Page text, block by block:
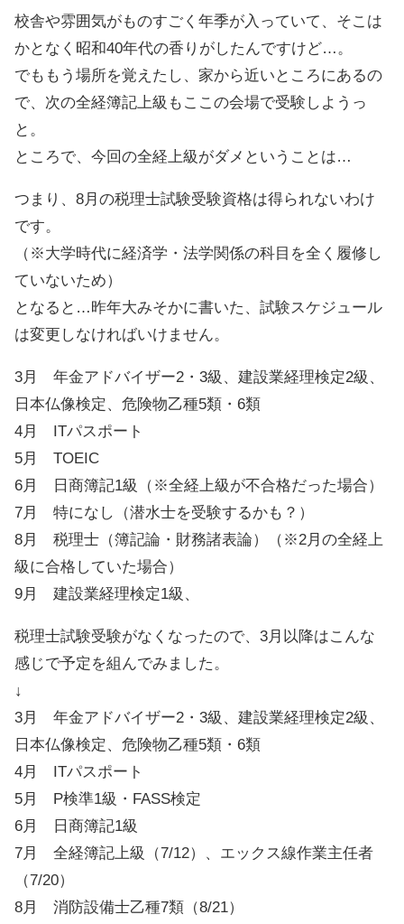
校舎や雰囲気がものすごく年季が入っていて、そこは
かとなく昭和40年代の香りがしたんですけど…。
でももう場所を覚えたし、家から近いところにあるの
で、次の全経簿記上級もここの会場で受験しようっ
と。
ところで、今回の全経上級がダメということは…
つまり、8月の税理士試験受験資格は得られないわけ
です。
（※大学時代に経済学・法学関係の科目を全く履修し
ていないため）
となると…昨年大みそかに書いた、試験スケジュール
は変更しなければいけません。
3月 年金アドバイザー2・3級、建設業経理検定2級、
日本仏像検定、危険物乙種5類・6類
4月 ITパスポート
5月 TOEIC
6月 日商簿記1級（※全経上級が不合格だった場合）
7月 特になし（潜水士を受験するかも？）
8月 税理士（簿記論・財務諸表論）（※2月の全経上
級に合格していた場合）
9月 建設業経理検定1級、
税理士試験受験がなくなったので、3月以降はこんな
感じで予定を組んでみました。
↓
3月 年金アドバイザー2・3級、建設業経理検定2級、
日本仏像検定、危険物乙種5類・6類
4月 ITパスポート
5月 P検準1級・FASS検定
6月 日商簿記1級
7月 全経簿記上級（7/12）、エックス線作業主任者
（7/20）
8月 消防設備士乙種7類（8/21）